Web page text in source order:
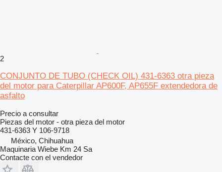
2
CONJUNTO DE TUBO (CHECK OIL) 431-6363 otra pieza
del motor para Caterpillar AP600F, AP655F extendedora de
asfalto
Precio a consultar
Piezas del motor - otra pieza del motor
431-6363 Y 106-9718
México, Chihuahua
Maquinaria Wiebe Km 24 Sa
Contacte con el vendedor